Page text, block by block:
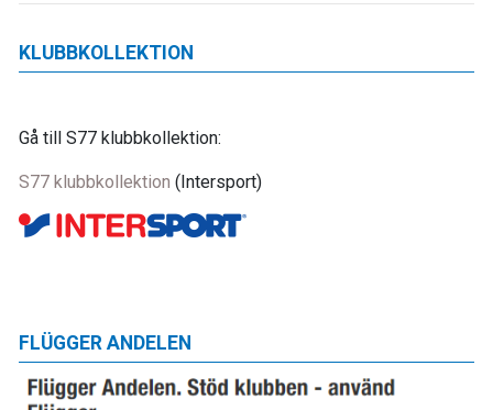
KLUBBKOLLEKTION
Gå till S77 klubbkollektion:
S77 klubbkollektion (Intersport)
FLÜGGER ANDELEN